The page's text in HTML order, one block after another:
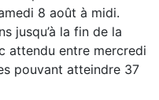
8 août à midi.
jusqu’à la fin de la
attendu entre mercredi
pouvant atteindre 37